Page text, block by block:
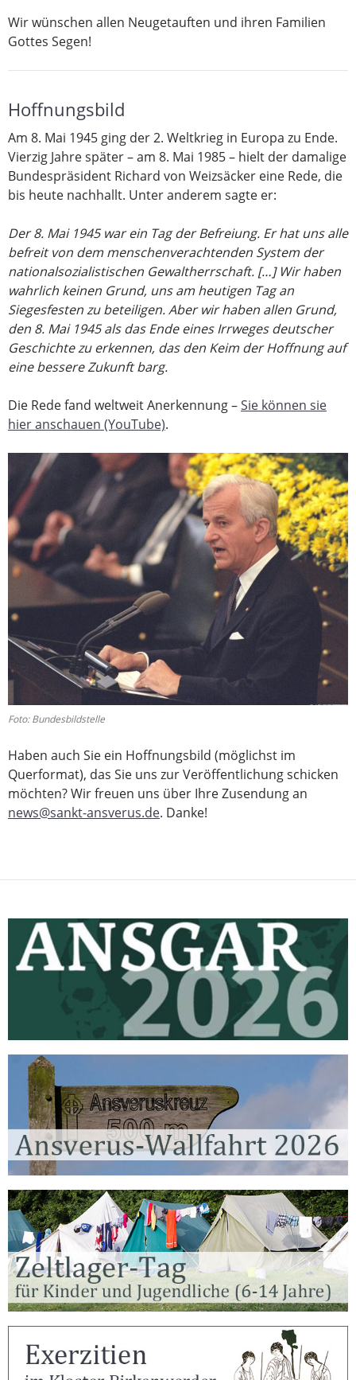
Wir wünschen allen Neugetauften und ihren Familien
Gottes Segen!
Hoffnungsbild
Am 8. Mai 1945 ging der 2. Weltkrieg in Europa zu Ende.
Vierzig Jahre später – am 8. Mai 1985 – hielt der damalige
Bundespräsident Richard von Weizsäcker eine Rede, die
bis heute nachhallt. Unter anderem sagte er:
Der 8. Mai 1945 war ein Tag der Befreiung. Er hat uns alle
befreit von dem menschenverachtenden System der
nationalsozialistischen Gewaltherrschaft. […] Wir haben
wahrlich keinen Grund, uns am heutigen Tag an
Siegesfesten zu beteiligen. Aber wir haben allen Grund,
den 8. Mai 1945 als das Ende eines Irrweges deutscher
Geschichte zu erkennen, das den Keim der Hoffnung auf
eine bessere Zukunft barg.
Die Rede fand weltweit Anerkennung –Sie können sie
hier anschauen (YouTube).
Foto: Bundesbildstelle
Haben auch Sie ein Hoffnungsbild (möglichst im
Querformat), das Sie uns zur Veröffentlichung schicken
möchten? Wir freuen uns über Ihre Zusendung an
news@sankt-ansverus.de. Danke!